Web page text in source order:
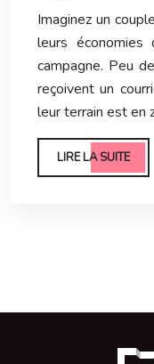
Imaginez un
leurs économies
campagne. Peu
reçoivent un
leur terrain est en
LIRE LA SUITE